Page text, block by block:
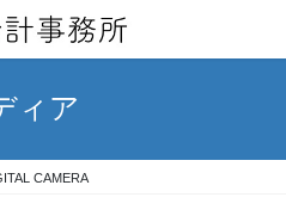
ィア
CAMERA